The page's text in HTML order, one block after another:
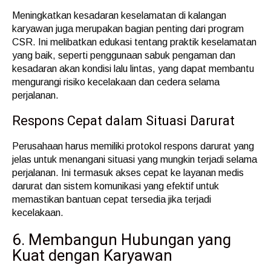
Meningkatkan kesadaran keselamatan di kalangan
karyawan juga merupakan bagian penting dari program
CSR. Ini melibatkan edukasi tentang praktik keselamatan
yang baik, seperti penggunaan sabuk pengaman dan
kesadaran akan kondisi lalu lintas, yang dapat membantu
mengurangi risiko kecelakaan dan cedera selama
perjalanan.
Respons Cepat dalam Situasi Darurat
Perusahaan harus memiliki protokol respons darurat yang
jelas untuk menangani situasi yang mungkin terjadi selama
perjalanan. Ini termasuk akses cepat ke layanan medis
darurat dan sistem komunikasi yang efektif untuk
memastikan bantuan cepat tersedia jika terjadi
kecelakaan.
6. Membangun Hubungan yang
Kuat dengan Karyawan